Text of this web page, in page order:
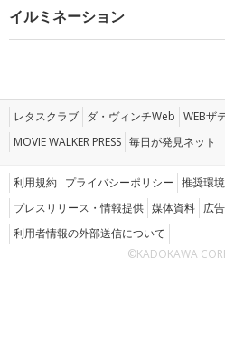
イルミネーション
レタスクラブ ダ・ヴィンチWeb WEBザ
MOVIE WALKER PRESS 毎日が発見ネット
利用規約 プライバシーポリシー 推奨環境
プレスリリース・情報提供 媒体資料 広
利用者情報の外部送信について
©KADOKAWA